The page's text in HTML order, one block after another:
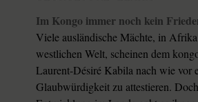
Im Kongo immer noch kein
Viele ausländische Mächte, in
westlichen Welt, scheinen dem
Laurent-Désiré Kabila nach wie vor
Glaubwürdigkeit zu attestieren.